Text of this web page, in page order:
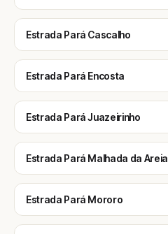
Estrada Pará Cascalho
Estrada Pará Encosta
Estrada Pará Juazeirinho
Estrada Pará Malhada da Areia
Estrada Pará Mororo